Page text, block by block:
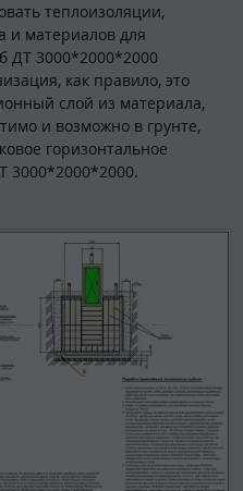
теплоизоляции,
и материалов для
ДТ 3000*2000*2000
как правило, это
слой из материала,
и возможно в грунте,
горизонтальное
3000*2000*2000.